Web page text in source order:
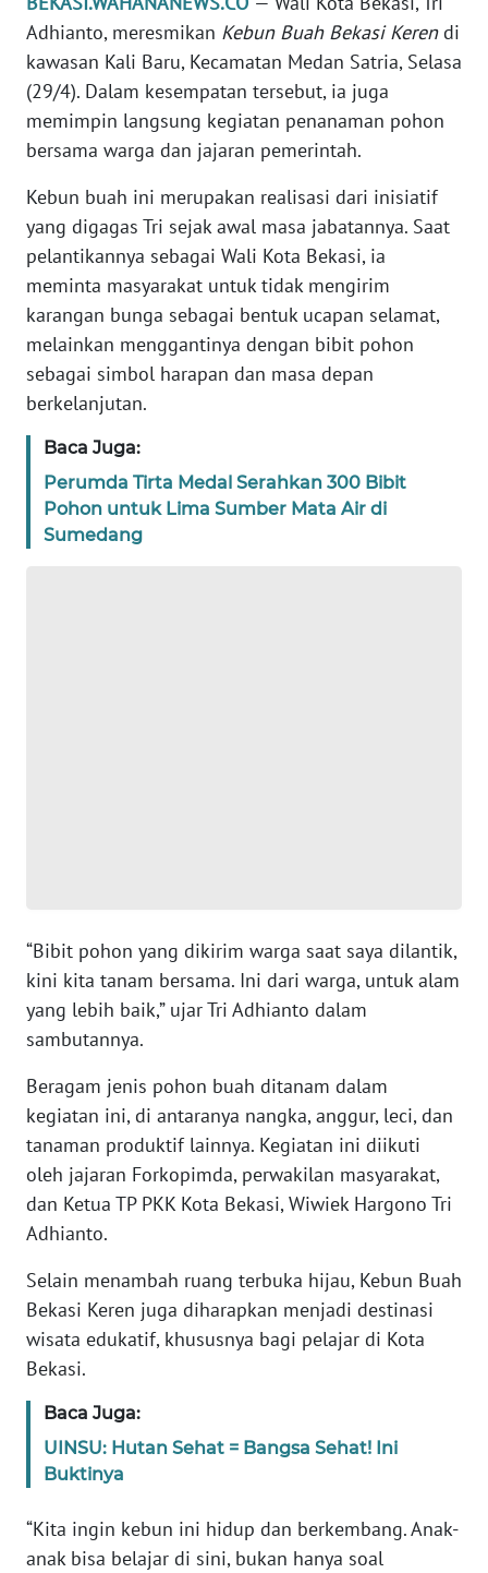
Adhianto, meresmikan Kebun Buah Bekasi Kerendi
kawasan Kali Baru, Kecamatan Medan Satria, Selasa
(29/4). Dalam kesempatan tersebut, ia juga
memimpin langsung kegiatan penanaman pohon
bersama warga dan jajaran pemerintah.
Kebun buah ini merupakan realisasi dari inisiatif
yang digagas Tri sejak awal masa jabatannya. Saat
pelantikannya sebagai Wali Kota Bekasi, ia
meminta masyarakat untuk tidak mengirim
karangan bunga sebagai bentuk ucapan selamat,
melainkan menggantinya dengan bibit pohon
sebagai simbol harapan dan masa depan
berkelanjutan.
Baca Juga:
Perumda Tirta Medal Serahkan 300 Bibit
Pohon untuk Lima Sumber Mata Air di
Sumedang
“Bibit pohon yang dikirim warga saat saya dilantik,
kini kita tanam bersama. Ini dari warga, untuk alam
yang lebih baik,” ujar Tri Adhianto dalam
sambutannya.
Beragam jenis pohon buah ditanam dalam
kegiatan ini, di antaranya nangka, anggur, leci, dan
tanaman produktif lainnya. Kegiatan ini diikuti
oleh jajaran Forkopimda, perwakilan masyarakat,
dan Ketua TP PKK Kota Bekasi, Wiwiek Hargono Tri
Adhianto.
Selain menambah ruang terbuka hijau, Kebun Buah
Bekasi Keren juga diharapkan menjadi destinasi
wisata edukatif, khususnya bagi pelajar di Kota
Bekasi.
Baca Juga:
UINSU: Hutan Sehat = Bangsa Sehat! Ini
Buktinya
“Kita ingin kebun ini hidup dan berkembang. Anak-
anak bisa belajar di sini, bukan hanya soal
REDAKSI
KARIR
DISCLAIMER
Wahana
Regional
WN
SUMUT
WN
JAKARTA
WN
JABAR
WN
WN
RIAU
WN
WN
JAMBI
WN
SULTRA
WN
NTB
WN
WN
SULBAR
WN
BABEL